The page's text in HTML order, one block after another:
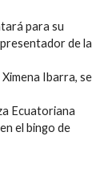
para su
de la
Ibarra, se
Ecuatoriana
el bingo de